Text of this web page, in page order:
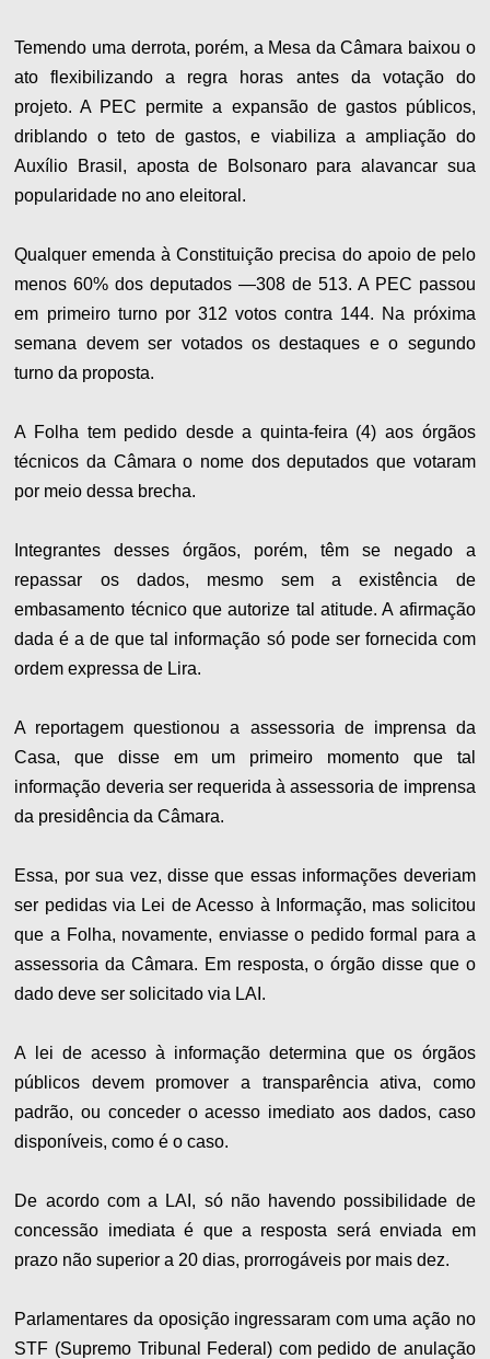
Temendo uma derrota, porém, a​ Mesa da Câmara baixou o
ato flexibilizando a regra horas antes da votação do
projeto. A PEC permite a expansão de gastos públicos,
driblando o teto de gastos, e viabiliza a ampliação do
Auxílio Brasil, aposta de Bolsonaro para alavancar sua
popularidade no ano eleitoral.
Qualquer emenda à Constituição precisa do apoio de pelo
menos 60% dos deputados —308 de 513. A PEC passou
em primeiro turno por 312 votos contra 144. Na próxima
semana devem ser votados os destaques e o segundo
turno da proposta.
A Folha tem pedido desde a quinta-feira (4) aos órgãos
técnicos da Câmara o nome dos deputados que votaram
por meio dessa brecha.
Integrantes desses órgãos, porém, têm se negado a
repassar os dados, mesmo sem a existência de
embasamento técnico que autorize tal atitude. A afirmação
dada é a de que tal informação só pode ser fornecida com
ordem expressa de Lira.
A reportagem questionou a assessoria de imprensa da
Casa, que disse em um primeiro momento que tal
informação deveria ser requerida à assessoria de imprensa
da presidência da Câmara.
Essa, por sua vez, disse que essas informações deveriam
ser pedidas via Lei de Acesso à Informação, mas solicitou
que a Folha, novamente, enviasse o pedido formal para a
assessoria da Câmara. Em resposta, o órgão disse que o
dado deve ser solicitado via LAI.
A lei de acesso à informação determina que os órgãos
públicos devem promover a transparência ativa, como
padrão, ou conceder o acesso imediato aos dados, caso
disponíveis, como é o caso.
De acordo com a LAI, só não havendo possibilidade de
concessão imediata é que a resposta será enviada em
prazo não superior a 20 dias, prorrogáveis por mais dez.
Parlamentares da oposição ingressaram com uma ação no
STF (Supremo Tribunal Federal) com pedido de anulação